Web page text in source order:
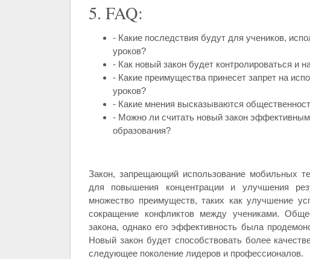
5. FAQ:
- Какие последствия будут для учеников,
уроков?
- Как новый закон будет контролироваться и
- Какие преимущества принесет запрет на
уроков?
- Какие мнения высказываются
- Можно ли считать новый закон
образования?
Закон, запрещающий использование мобильных
для повышения концентрации и улучшения
множество преимуществ, таких как улучшение
сокращение конфликтов между учениками.
закона, однако его эффективность была
Новый закон будет способствовать более
следующее поколение лидеров и профессионалов.